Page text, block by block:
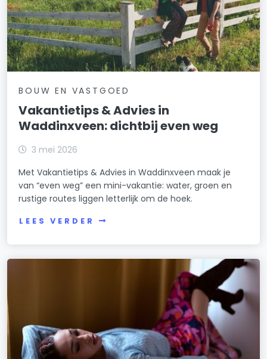
BOUW EN VASTGOED
Vakantietips & Advies in
Waddinxveen: dichtbij even weg
3 mei 2026
Met Vakantietips & Advies in Waddinxveen maak je
van “even weg” een mini-vakantie: water, groen en
rustige routes liggen letterlijk om de hoek.
LEES VERDER